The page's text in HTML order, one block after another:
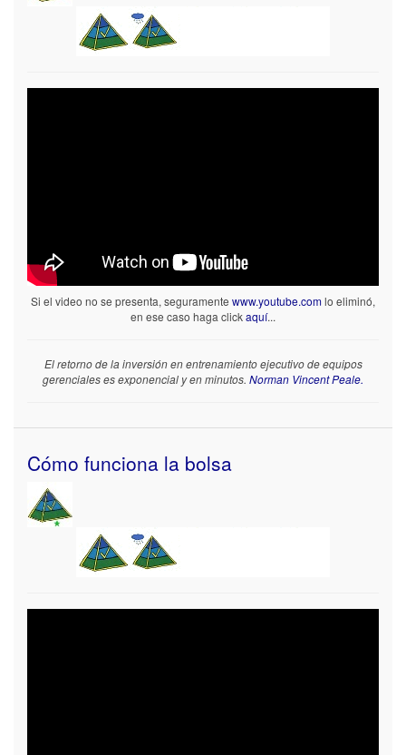
Si el video no se presenta, seguramente www.youtube.comlo eliminó,
en ese caso haga clickaquí...
El retorno de la inversión en entrenamiento ejecutivo de equipos
gerenciales es exponencial y en minutos. Norman Vincent Peale.
Cómo funciona la bolsa